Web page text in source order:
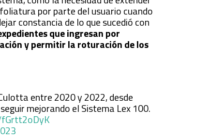
por parte del usuario cuando
constancia de lo que sucedió con
que ingresan por
y permitir la roturación de los
entre 2020 y 2022, desde
mejorando el Sistema Lex 100.